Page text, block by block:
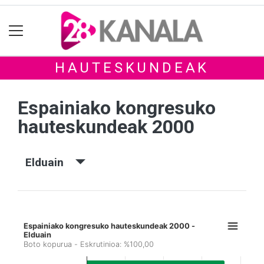
HAUTESKUNDEAK
Espainiako kongresuko
hauteskundeak 2000
Elduain
Espainiako kongresuko hauteskundeak 2000 -
Elduain
Boto kopurua - Eskrutinioa: %100,00